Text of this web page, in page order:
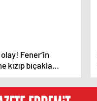
Fener’in
kızıp bıçakla